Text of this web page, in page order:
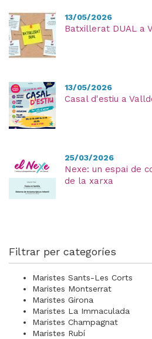
13/05/2026
Batxillerat DUAL a
13/05/2026
Casal d'estiu a
25/03/2026
Nexe: un espai de
de la xarxa
Filtrar per categoríes
Maristes Sants-Les Corts
Maristes Montserrat
Maristes Girona
Maristes La Immaculada
Maristes Champagnat
Maristes Rubí